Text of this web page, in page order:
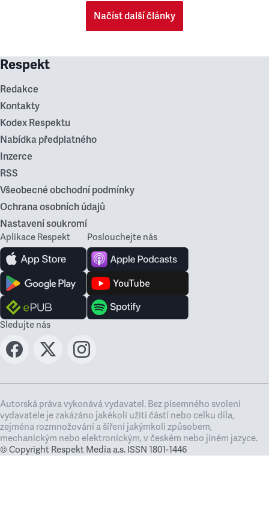
Načíst další články
Respekt
Redakce
Kontakty
Kodex Respektu
Nabídka předplatného
Inzerce
RSS
Všeobecné obchodní podmínky
Ochrana osobních údajů
Nastavení soukromí
Aplikace Respekt Poslouchejte nás
Sledujte nás
Autorská práva vykonává vydavatel. Bez písemného svolení
vydavatele je zakázáno jakékoli užití částí nebo celku díla,
zejména rozmnožování a šíření jakýmkoli způsobem,
mechanickým nebo elektronickým, v českém nebo jiném jazyce.
© Copyright Respekt Media a.s. ISSN 1801-1446